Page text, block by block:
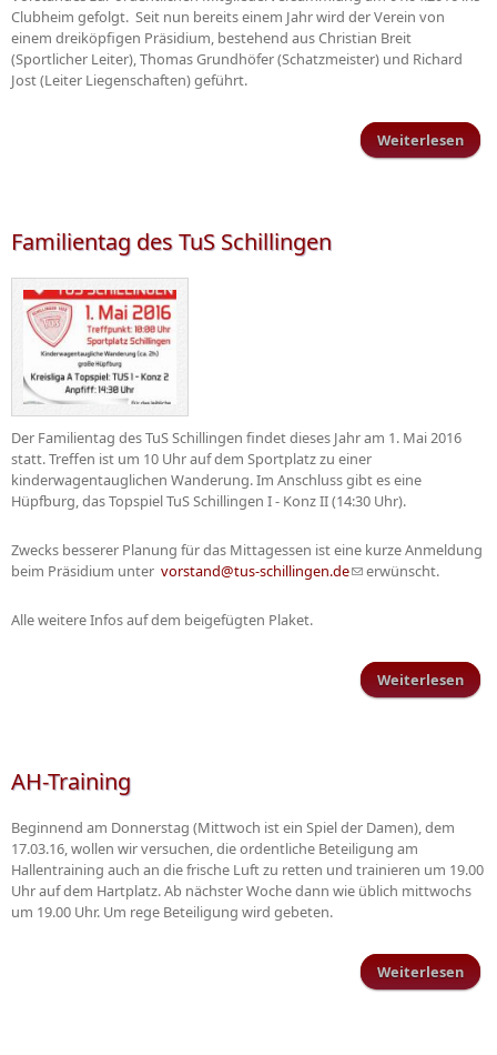
Clubheim gefolgt. Seit nun bereits einem Jahr wird der Verein von
einem dreiköpfigen Präsidium, bestehend aus Christian Breit
(Sportlicher Leiter), Thomas Grundhöfer (Schatzmeister) und Richard
Jost (Leiter Liegenschaften) geführt.
Weiterlesen
Familientag des TuS Schillingen
Der Familientag des TuS Schillingen findet dieses Jahr am 1. Mai 2016
statt. Treffen ist um 10 Uhr auf dem Sportplatz zu einer
kinderwagentauglichen Wanderung. Im Anschluss gibt es eine
Hüpfburg, das Topspiel TuS Schillingen I - Konz II (14:30 Uhr).
Zwecks besserer Planung für das Mittagessen ist eine kurze Anmeldung
beim Präsidium unter vorstand@tus-schillingen.de(Link sendet E-Mail)
erwünscht.
Alle weitere Infos auf dem beigefügten Plaket.
Weiterlesen
AH-Training
Beginnend am Donnerstag (Mittwoch ist ein Spiel der Damen), dem
17.03.16, wollen wir versuchen, die ordentliche Beteiligung am
Hallentraining auch an die frische Luft zu retten und trainieren um 19.00
Uhr auf dem Hartplatz. Ab nächster Woche dann wie üblich mittwochs
um 19.00 Uhr. Um rege Beteiligung wird gebeten.
Weiterlesen